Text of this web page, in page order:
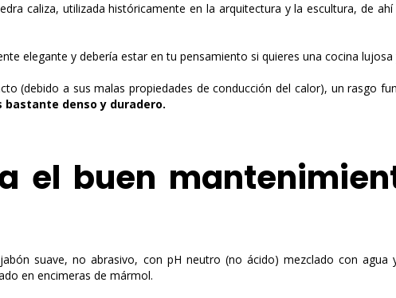
caliza, utilizada históricamente en la arquitectura y la escultura, de ahí
elegante y debería estar en tu pensamiento si quieres una cocina lujosa
(debido a sus malas propiedades de conducción del calor), un rasgo
bastante denso y duradero.
el buen
suave, no abrasivo, con pH neutro (no ácido) mezclado con agua
en encimeras de mármol.